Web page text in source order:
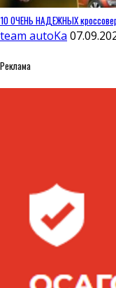
10 ОЧЕНЬ НАДЕЖНЫХ
team autoKa
Реклама